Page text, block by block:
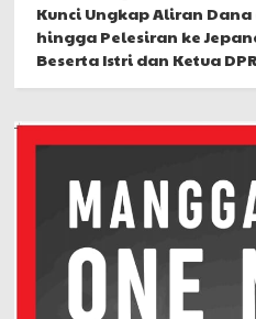
Kunci Ungkap Aliran
hingga Pelesiran ke
Beserta Istri dan Ketua